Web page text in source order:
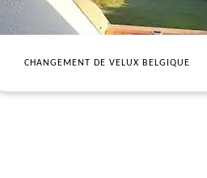
CHANGEMENT DE VELUX BELGIQUE